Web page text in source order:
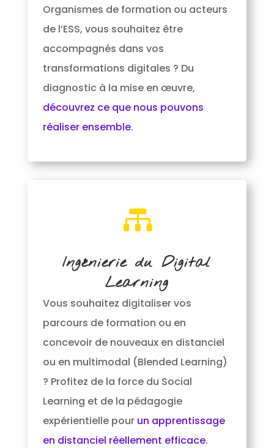
Organismes de formation ou acteurs
de l’ESS, vous souhaitez être
accompagnés dans vos
transformations digitales ? Du
diagnostic à la mise en œuvre,
découvrez ce que nous pouvons
réaliser ensemble.

Ingénierie du Digital
Learning
Vous souhaitez digitaliser vos
parcours de formation ou en
concevoir de nouveaux en distanciel
ou en multimodal (Blended Learning)
? Profitez de la force du Social
Learning et de la pédagogie
expérientielle pour un apprentissage
en distanciel réellement efficace.